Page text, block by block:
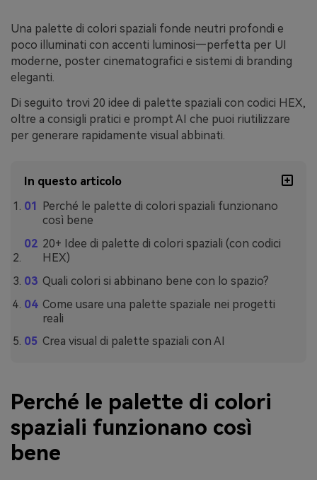
Una palette di colori spaziali fonde neutri profondi e
poco illuminati con accenti luminosi—perfetta per UI
moderne, poster cinematografici e sistemi di branding
eleganti.
Di seguito trovi 20 idee di palette spaziali con codici HEX,
oltre a consigli pratici e prompt AI che puoi riutilizzare
per generare rapidamente visual abbinati.
In questo articolo
Perché le palette di colori spaziali funzionano
così bene
20+ Idee di palette di colori spaziali (con codici
HEX)
Quali colori si abbinano bene con lo spazio?
Come usare una palette spaziale nei progetti
reali
Crea visual di palette spaziali con AI
Perché le palette di colori
spaziali funzionano così
bene